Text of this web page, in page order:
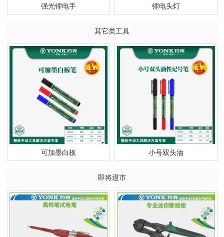
强光锂电手 锂电头灯
其它类工具
可加墨白板 小号双头油
即将退市